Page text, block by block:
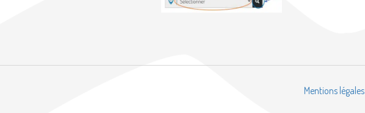
Mentions légales